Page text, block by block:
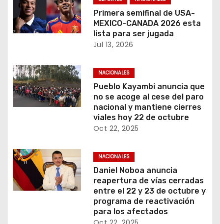
s
Primera semifinal de USA-
MEXICO-CANADA 2026 esta
lista para ser jugada
Jul 13, 2026
NACIONALES
Pueblo Kayambi anuncia que
no se acoge al cese del paro
nacional y mantiene cierres
viales hoy 22 de octubre
Oct 22, 2025
NACIONALES
Daniel Noboa anuncia
reapertura de vías cerradas
entre el 22 y 23 de octubre y
programa de reactivación
para los afectados